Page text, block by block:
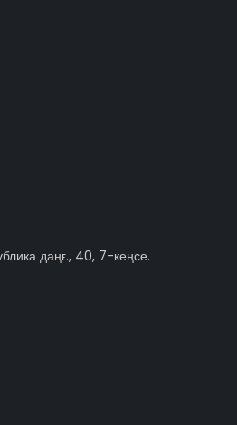
даңғ., 40, 7-кеңсе.